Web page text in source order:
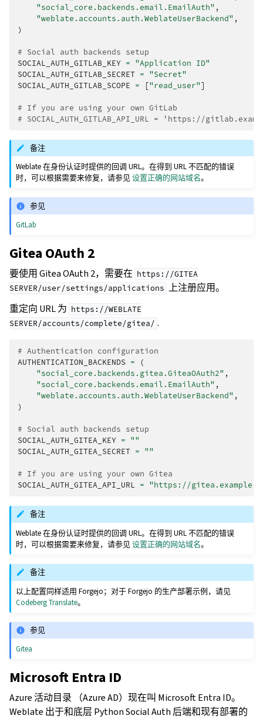
"social_core.backends.email.EmailAuth" ,
"weblate.accounts.auth.WeblateUserBackend" ,
)
# Social auth backends setup
SOCIAL_AUTH_GITLAB_KEY = "Application ID"
SOCIAL_AUTH_GITLAB_SECRET = "Secret"
SOCIAL_AUTH_GITLAB_SCOPE = ["read_user"]
# If you are using your own GitLab
# SOCIAL_AUTH_GITLAB_API_URL = 'https://
备注
Weblate 在身份认证时提供的回调 URL。在得到 URL 不匹配的错误
时，可以根据需要来修复，请参见设置正确的网站域名。
参见
GitLab
Gitea OAuth 2
要使用 Gitea OAuth 2，需要在 https://GITEA
SERVER/user/settings/applications 上注册应用。
重定向 URL 为 https://WEBLATE
SERVER/accounts/complete/gitea/ .
# Authentication configuration
AUTHENTICATION_BACKENDS =
(
"social_core.backends.gitea.GiteaOAuth2" ,
"social_core.backends.email.EmailAuth" ,
"weblate.accounts.auth.WeblateUserBackend" ,
)
# Social auth backends setup
SOCIAL_AUTH_GITEA_KEY = ""
SOCIAL_AUTH_GITEA_SECRET = ""
# If you are using your own Gitea
SOCIAL_AUTH_GITEA_API_URL = "https://
备注
Weblate 在身份认证时提供的回调 URL。在得到 URL 不匹配的错误
时，可以根据需要来修复，请参见设置正确的网站域名。
备注
以上配置同样适用 Forgejo；对于 Forgejo 的生产部署示例，请见
Codeberg Translate。
参见
Gitea
Microsoft Entra ID
Azure 活动目录 （Azure AD）现在叫 Microsoft Entra ID。
Weblate 出于和底层 Python Social Auth 后端和现有部署的